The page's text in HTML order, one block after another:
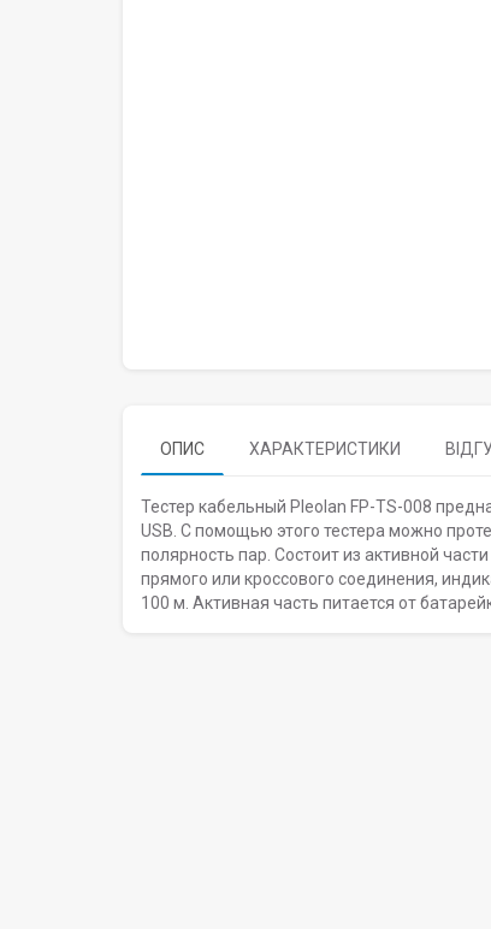
ОПИС ХАРАКТЕРИСТИКИ
Тестер кабельный Pleolan FP-TS-008
USB. С помощью этого тестера можно
полярность пар. Состоит из активной
прямого или кроссового соединения,
100 м. Активная часть питается от